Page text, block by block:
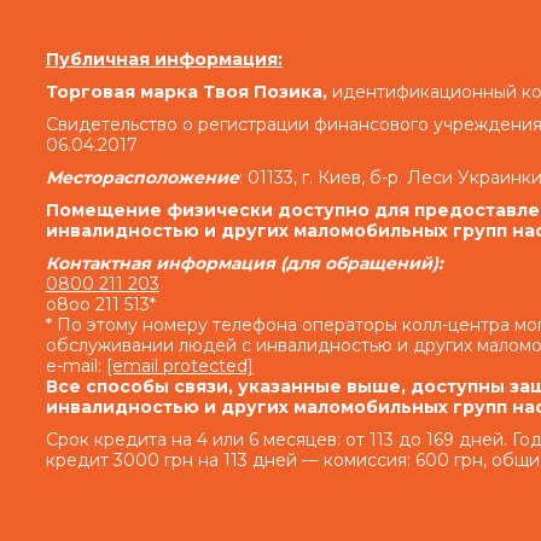
Кредита (если условия Договора
денежных средств (если условия
денежных средств) и/или суммы Кредита в
кодекса Украины Кредитодатель имеет право
семьсот) процентов годовых от просроченной
день просрочки на сумму задолженности,
выдачу Кредита (если условия Договора
денежных средств (если условия
денежных средств) и/или на просроченную
Кредитодатель не начисляет проценты
Совокупная сумма начисленных процентов
нарушение исполнения обязательств на
Кредитодателя по Договору, с учетом
дополнительных
Право финансового учреждения в
Публичная информация:
Торговая марка Твоя Позика, идентификационный
Свидетельство о регистрации финансового
06.04.2017
Месторасположение: 01133, г. Киев, б-р. Леси
Помещение физически доступно для
инвалидностью и других маломобильных групп
Контактная информация (для обращений):
0800 211 203
o8oo 211 513*
* По этому номеру телефона операторы колл-центра
обслуживании людей с инвалидностью и других
e-mail: [email protected]
Все способы связи, указанные выше, доступны
инвалидностью и других маломобильных групп
Срок кредита на 4 или 6 месяцев: от 113 до 169 дней.
кредит 3000 грн на 113 дней — комиссия: 600 грн,